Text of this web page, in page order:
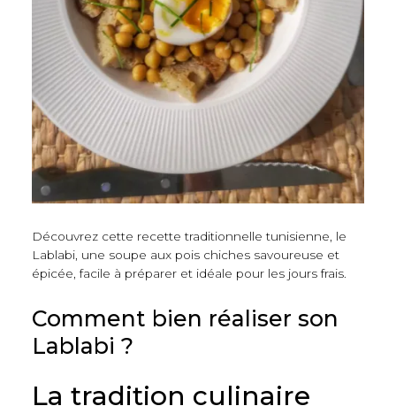
Découvrez cette recette traditionnelle tunisienne, le
Lablabi, une soupe aux pois chiches savoureuse et
épicée, facile à préparer et idéale pour les jours frais.
Comment bien réaliser son
Lablabi ?
La tradition culinaire